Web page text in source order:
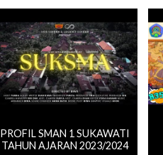
PROFIL SMAN 1 SUKAWATI
TAHUN AJARAN 2023/2024